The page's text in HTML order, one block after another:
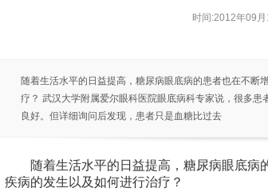
时间:2012年09月
随着生活水平的日益提高，糖尿病眼底病的患者也在不断
疗？ 武汉大学附属爱尔眼科医院眼底病科专家说，很多
良好。但详细询问后发现，患者只是血糖比过去
随着生活水平的日益提高，糖尿病眼底病
疾病的发生以及如何进行治疗？